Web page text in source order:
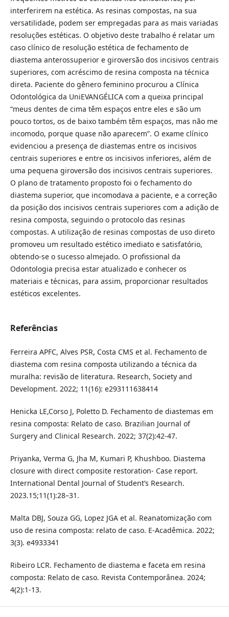
interferirem na estética. As resinas compostas, na sua
versatilidade, podem ser empregadas para as mais variadas
resoluções estéticas. O objetivo deste trabalho é relatar um
caso clínico de resolução estética de fechamento de
diastema anterossuperior e giroversão dos incisivos centrais
superiores, com acréscimo de resina composta na técnica
direta. Paciente do gênero feminino procurou a Clínica
Odontológica da UniEVANGÉLICA com a queixa principal
“meus dentes de cima têm espaços entre eles e são um
pouco tortos, os de baixo também têm espaços, mas não me
incomodo, porque quase não aparecem”. O exame clínico
evidenciou a presença de diastemas entre os incisivos
centrais superiores e entre os incisivos inferiores, além de
uma pequena giroversão dos incisivos centrais superiores.
O plano de tratamento proposto foi o fechamento do
diastema superior, que incomodava a paciente, e a correção
da posição dos incisivos centrais superiores com a adição de
resina composta, seguindo o protocolo das resinas
compostas. A utilização de resinas compostas de uso direto
promoveu um resultado estético imediato e satisfatório,
obtendo-se o sucesso almejado. O profissional da
Odontologia precisa estar atualizado e conhecer os
materiais e técnicas, para assim, proporcionar resultados
estéticos excelentes.
Referências
Ferreira APFC, Alves PSR, Costa CMS et al. Fechamento de
diastema com resina composta utilizando a técnica da
muralha: revisão de literatura. Research, Society and
Development. 2022; 11(16): e293111638414
‌Henicka LE,Corso J, Poletto D. Fechamento de diastemas em
resina composta: Relato de caso. Brazilian Journal of
Surgery and Clinical Research. 2022; 37(2):42-47.
Priyanka, Verma G, Jha M, Kumari P, Khushboo. Diastema
closure with direct composite restoration- Case report.
International Dental Journal of Student’s Research.
2023.15;11(1):28–31.
Malta DBJ, Souza GG, Lopez JGA et al. Reanatomização com
uso de resina composta: relato de caso. E-Acadêmica. 2022;
3(3). e4933341
Ribeiro LCR. Fechamento de diastema e faceta em resina
composta: Relato de caso. Revista Contemporânea. 2024;
4(2):1-13.